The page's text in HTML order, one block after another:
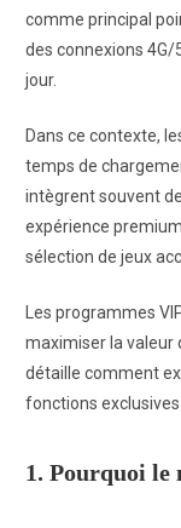
comme principal
des connexions
jour.
Dans ce contexte,
temps de
intègrent souvent
expérience
sélection de jeux
Les programmes
maximiser la valeur
détaille comment
fonctions exclusives
1. Pourquoi le